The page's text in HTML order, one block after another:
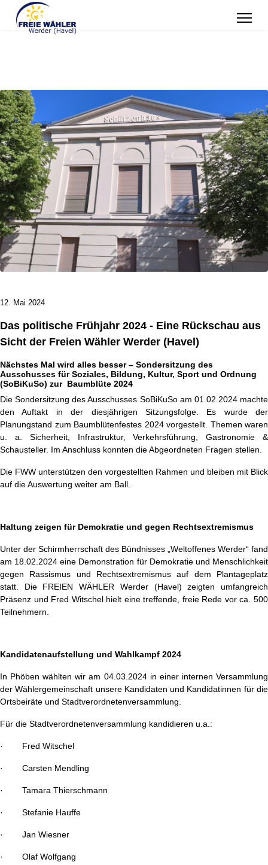
12. Mai 2024
Das politische Frühjahr 2024 - Eine Rückschau aus
Sicht der Freien Wähler Werder (Havel)
Nächstes Mal wird alles besser – Sondersitzung des
Ausschusses für Soziales, Bildung, Kultur, Sport und Ordnung
(SoBiKuSo) zur Baumblüte 2024
Die Sondersitzung des Ausschusses SoBiKuSo am 01.02.2024 machte
den Auftakt in der diesjährigen Sitzungsfolge. Es wurde der
Planungstand zum Baumblütenfestes 2024 vorgestellt. Themen waren
u. a. Sicherheit, Infrastruktur, Verkehrsführung, Gastronomie &
Schausteller. Im Anschluss konnten die Abgeordneten Fragen stellen.
Die FWW unterstützen den vorgestellten Rahmen und bleiben mit Blick
auf die Auswertung weiter am Ball.
Haltung zeigen für Demokratie und gegen Rechtsextremismus
Unter der Schirmherrschaft des Bündnisses „Weltoffenes Werder“ fand
am 18.02.2024 eine Demonstration für Demokratie und Menschlichkeit
gegen Rassismus und Rechtsextremismus auf dem Plantageplatz
statt. Die FREIEN WÄHLER Werder (Havel) zeigten umfangreich
Präsenz und Fred Witschel hielt eine treffende, freie Rede vor ca. 500
Teilnehmern.
Kandidatenaufstellung und Wahlkampf 2024
In Phöben wählten wir am 04.03.2024 in einer internen Versammlung
der Wählergemeinschaft unsere Kandidaten und Kandidatinnen für die
Ortsbeiräte und Stadtverordnetenversammlung.
Für die Stadtverordnetenversammlung kandidieren u.a.:
· Fred Witschel
· Carsten Mendling
· Tamara Thierschmann
· Stefanie Hauffe
· Jan Wiesner
· Olaf Wolfgang